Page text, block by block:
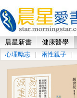
晨星新書 健康醫學
心理勵志
| 兩性親子 |